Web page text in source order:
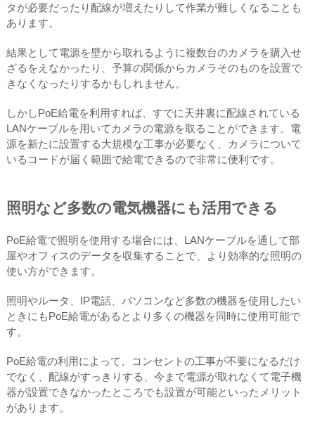
タが必要だったり配線が増えたりして作業が難しくなることも
あります。
結果として電源を壁から取れるように複数台のカメラを購入せ
ざるをえなかったり、予算の関係からカメラそのものを設置で
きなくなったりするかもしれません。
しかしPoE給電を利用すれば、すでに天井裏に配線されている
LANケーブルを用いてカメラの電源を取ることができます。電
源を新たに設置する大規模な工事が必要なく、カメラについて
いるコードが届く範囲で給電できるので非常に便利です。
照明など多数の電気機器にも活用できる
PoE給電で照明を使用する場合には、LANケーブルを通して部
屋やオフィスのデータを収集することで、より効率的な照明の
使い方ができます。
照明やルータ、IP電話、パソコンなど多数の機器を使用したい
ときにもPoE給電があるとより多くの機器を同時に使用可能で
す。
PoE給電の利用によって、コンセントの工事が不要になるだけ
でなく、配線がすっきりする、今まで電源が取れなくて電子機
器が設置できなかったところでも設置が可能といったメリット
があります。